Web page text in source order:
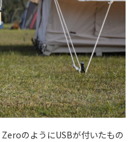
のようにUSBが付いたもの